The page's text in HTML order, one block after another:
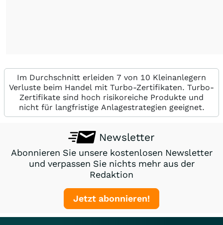
Im Durchschnitt erleiden 7 von 10 Kleinanlegern
Verluste beim Handel mit Turbo-Zertifikaten. Turbo-
Zertifikate sind hoch risikoreiche Produkte und
nicht für langfristige Anlagestrategien geeignet.
Newsletter
Abonnieren Sie unsere kostenlosen Newsletter
und verpassen Sie nichts mehr aus der
Redaktion
Jetzt abonnieren!